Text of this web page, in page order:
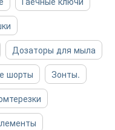
Дозаторы для мыла
шорты
Зонты.